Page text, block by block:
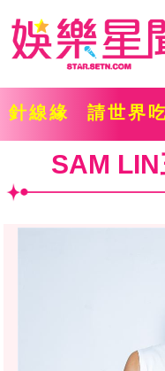
針線緣 請世界
SAM